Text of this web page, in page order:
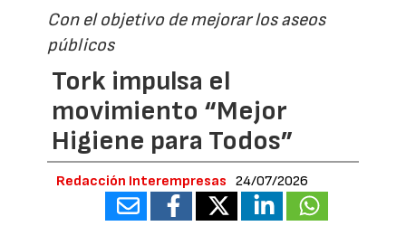
Con el objetivo de mejorar los aseos
públicos
Tork impulsa el
movimiento “Mejor
Higiene para Todos”
Redacción Interempresas 24/07/2026